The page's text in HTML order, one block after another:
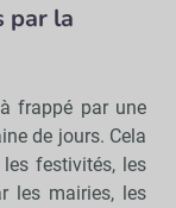
par la
frappé par une
de jours. Cela
les festivités, les
les mairies, les